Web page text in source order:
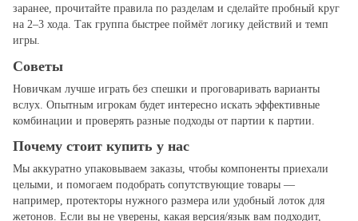
заранее, прочитайте правила по разделам и сделайте пробный круг
на 2–3 хода. Так группа быстрее поймёт логику действий и темп
игры.
Советы
Новичкам лучше играть без спешки и проговаривать варианты
вслух. Опытным игрокам будет интересно искать эффективные
комбинации и проверять разные подходы от партии к партии.
Почему стоит купить у нас
Мы аккуратно упаковываем заказы, чтобы компоненты приехали
целыми, и помогаем подобрать сопутствующие товары —
например, протекторы нужного размера или удобный лоток для
жетонов. Если вы не уверены, какая версия/язык вам подходит,